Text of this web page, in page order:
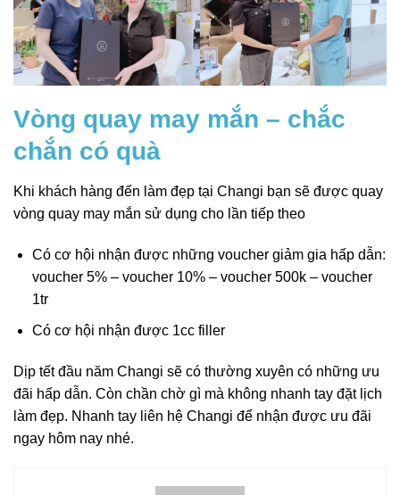
Vòng quay may mắn – chắc
chắn có quà
Khi khách hàng đến làm đẹp tại Changi bạn sẽ được quay
vòng quay may mắn sử dụng cho lần tiếp theo
Có cơ hội nhận được những voucher giảm gia hấp dẫn:
voucher 5% – voucher 10% – voucher 500k – voucher
1tr
Có cơ hội nhận được 1cc filler
Dịp tết đầu năm Changi sẽ có thường xuyên có những ưu
đãi hấp dẫn. Còn chần chờ gì mà không nhanh tay đặt lịch
làm đẹp. Nhanh tay liên hệ Changi để nhận được ưu đãi
ngay hôm nay nhé.